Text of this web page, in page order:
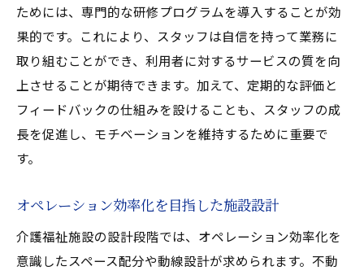
ためには、専門的な研修プログラムを導入することが効
果的です。これにより、スタッフは自信を持って業務に
取り組むことができ、利用者に対するサービスの質を向
上させることが期待できます。加えて、定期的な評価と
フィードバックの仕組みを設けることも、スタッフの成
長を促進し、モチベーションを維持するために重要で
す。
オペレーション効率化を目指した施設設計
介護福祉施設の設計段階では、オペレーション効率化を
意識したスペース配分や動線設計が求められます。不動